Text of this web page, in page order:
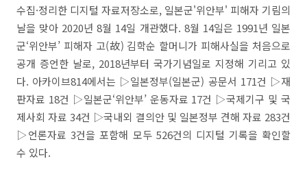
수집·정리한 디지털 자료저장소로, 일본군'위안부' 피해자 기림의
날을 맞아 2020년 8월 14일 개관했다. 8월 14일은 1991년 일본
군‘위안부’ 피해자 고(故) 김학순 할머니가 피해사실을 처음으로
공개 증언한 날로, 2018년부터 국가기념일로 지정해 기리고 있
다. 아카이브814에서는 ▷일본정부(일본군) 공문서 171건 ▷재
판자료 18건 ▷일본군‘위안부’ 운동자료 17건 ▷국제기구 및 국
제사회 자료 34건 ▷국내외 결의안 및 일본정부 견해 자료 283건
▷언론자료 3건을 포함해 모두 526건의 디지털 기록을 확인할
수 있다.